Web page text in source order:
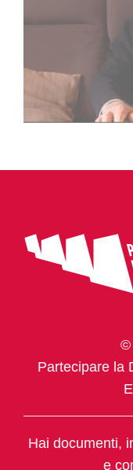
©
Partecipare la
Hai documenti,
e